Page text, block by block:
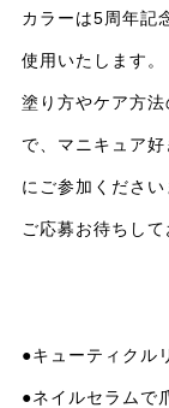
カラーは5周年記
使用いたします。
塗り方やケア方
で、マニキュア
にご参加ください
ご応募お待ちして
●キューティクル
●ネイルセラムで